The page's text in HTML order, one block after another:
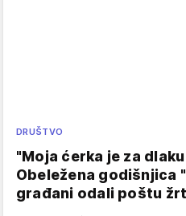
DRUŠTVO
"Moja ćerka je za
Obeležena godišnjica
građani odali poštu